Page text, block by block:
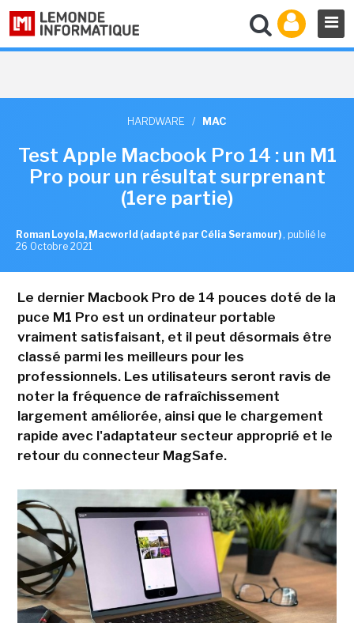
HARDWARE / MAC
Test Apple Macbook Pro 14 : un M1
Pro pour un résultat surprenant
(1ere partie)
Roman Loyola, Macworld (adapté par Célia Seramour) , publié le
26 Octobre 2021
Le dernier Macbook Pro de 14 pouces doté de la
puce M1 Pro est un ordinateur portable
vraiment satisfaisant, et il peut désormais être
classé parmi les meilleurs pour les
professionnels. Les utilisateurs seront ravis de
noter la fréquence de rafraîchissement
largement améliorée, ainsi que le chargement
rapide avec l'adaptateur secteur approprié et le
retour du connecteur MagSafe.